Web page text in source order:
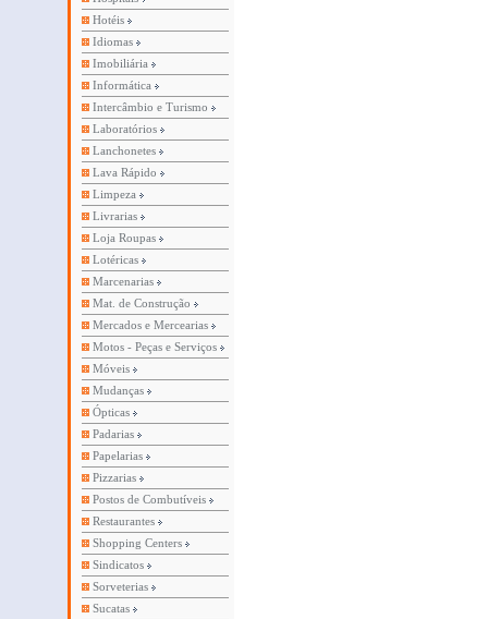
Hotéis
Idiomas
Imobiliária
Informática
Intercâmbio e Turismo
Laboratórios
Lanchonetes
Lava Rápido
Limpeza
Livrarias
Loja Roupas
Lotéricas
Marcenarias
Mat. de Construção
Mercados e Mercearias
Motos - Peças e Serviços
Móveis
Mudanças
Ópticas
Padarias
Papelarias
Pizzarias
Postos de Combutíveis
Restaurantes
Shopping Centers
Sindicatos
Sorveterias
Sucatas